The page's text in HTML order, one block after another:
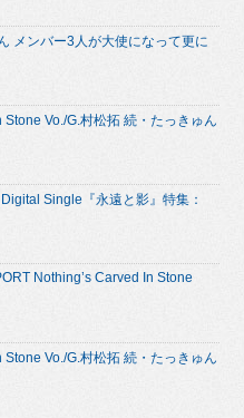
メンバー3人が大使になって更に
Stone Vo./G.村松拓 続・たっきゅん
Single『永遠と影』特集：
Nothing’s Carved In Stone
Stone Vo./G.村松拓 続・たっきゅん